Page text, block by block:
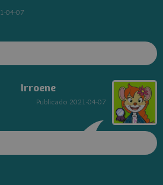
04-07
Irroene
Publicado 2021-04-07